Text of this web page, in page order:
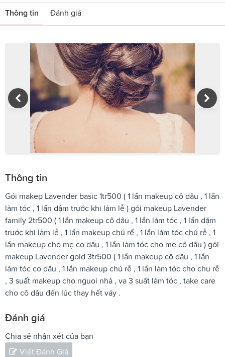
Thông tin Đánh giá
Thông tin
Gói makep Lavender basic 1tr500 ( 1 lần makeup cô dâu , 1 lần
làm tóc , 1 lần dậm trước khi làm lễ ) gói makeup Lavender
family 2tr500 ( 1 lần makeup cô dâu , 1 lần làm tóc , 1 lần dặm
trước khi làm lễ , 1 lần makeup chú rể , 1 lần làm tóc chú rễ , 1
lần makeup cho mẹ co dâu , 1 lần làm tóc cho mẹ cô dâu ) gói
makeup Lavender gold 3tr500 ( 1 lần makeup cô dâu , 1 lần
làm tóc co dâu , 1 lần makeup chú rễ , 1 lần làm tóc cho chu rễ
, 3 suất makeup cho nguoi nhà , va 3 suất làm tóc , take care
cho cô dâu đến lúc thay hết váy .
Đánh giá
Chia sẻ nhận xét của bạn
Viết Đánh Giá